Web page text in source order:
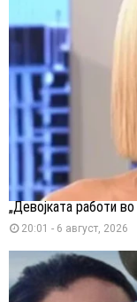
„Девојката работи
20:01 - 6 август, 2026